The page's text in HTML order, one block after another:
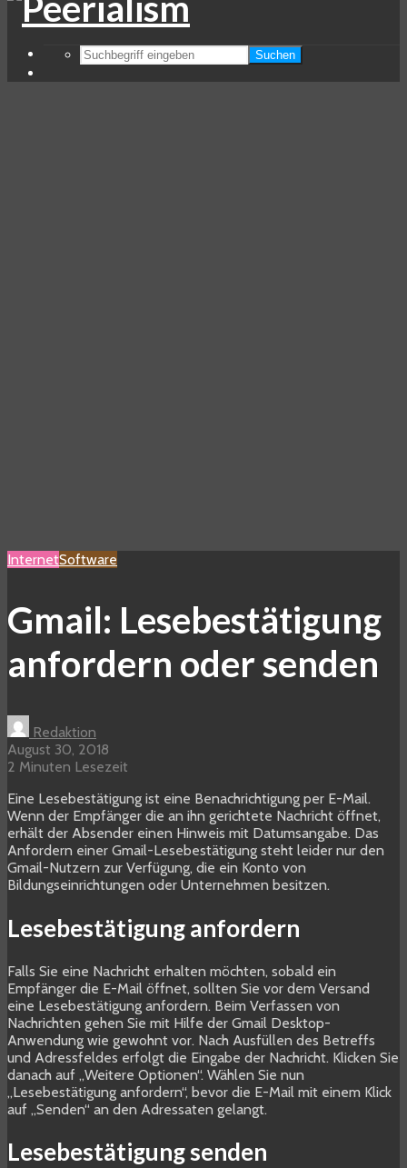
Suchen
InternetSoftware
Gmail: Lesebestätigung
anfordern oder senden
Redaktion
August 30, 2018
2 Minuten Lesezeit
Eine Lesebestätigung ist eine Benachrichtigung per E-Mail.
Wenn der Empfänger die an ihn gerichtete Nachricht öffnet,
erhält der Absender einen Hinweis mit Datumsangabe. Das
Anfordern einer Gmail-Lesebestätigung steht leider nur den
Gmail-Nutzern zur Verfügung, die ein Konto von
Bildungseinrichtungen oder Unternehmen besitzen.
Lesebestätigung anfordern
Falls Sie eine Nachricht erhalten möchten, sobald ein
Empfänger die E-Mail öffnet, sollten Sie vor dem Versand
eine Lesebestätigung anfordern. Beim Verfassen von
Nachrichten gehen Sie mit Hilfe der Gmail Desktop-
Anwendung wie gewohnt vor. Nach Ausfüllen des Betreffs
und Adressfeldes erfolgt die Eingabe der Nachricht. Klicken Sie
danach auf „Weitere Optionen“. Wählen Sie nun
„Lesebestätigung anfordern“, bevor die E-Mail mit einem Klick
auf „Senden“ an den Adressaten gelangt.
Lesebestätigung senden